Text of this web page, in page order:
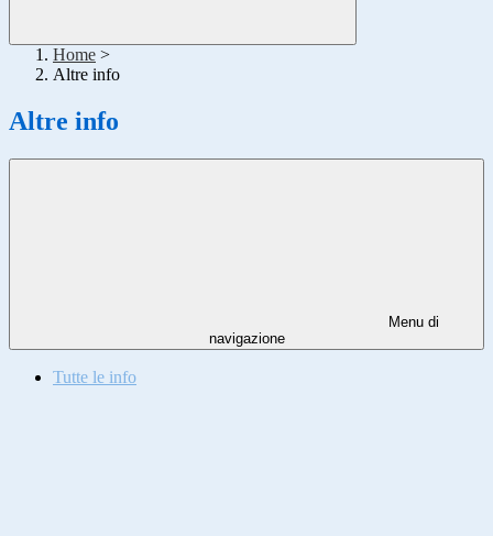
Home >
Altre info
Altre info
Menu di
navigazione
Tutte le info